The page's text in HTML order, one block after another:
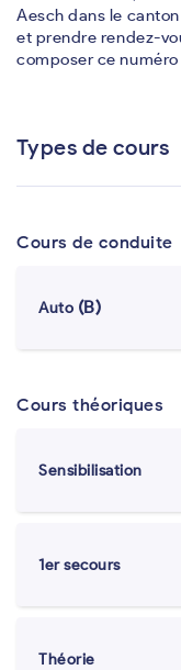
Aesch dans le
et prendre rendez-
composer ce
Types de cours
Cours de conduite
Auto (B)
Cours théoriques
Sensibilisation
1er secours
Théorie